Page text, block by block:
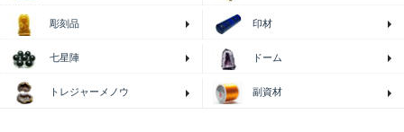
彫刻品 印材
七星陣 ドーム
トレジャーメノウ 副資材